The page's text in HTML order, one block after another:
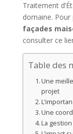
Traitement
domaine. Pour
façades
consulter ce
Table des
Une
projet
Une
La